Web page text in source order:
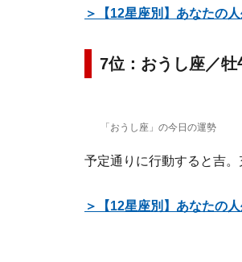
＞【12星座別】あなたの
7位：おうし座／牡
「おうし座」の今日の運勢
予定通りに行動すると吉。
＞【12星座別】あなたの